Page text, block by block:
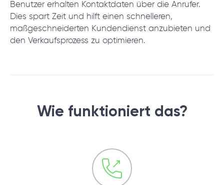
Benutzer erhalten Kontaktdaten über die Anrufer.
Dies spart Zeit und hilft einen schnelleren,
maßgeschneiderten Kundendienst anzubieten und
den Verkaufsprozess zu optimieren.
Wie funktioniert das?